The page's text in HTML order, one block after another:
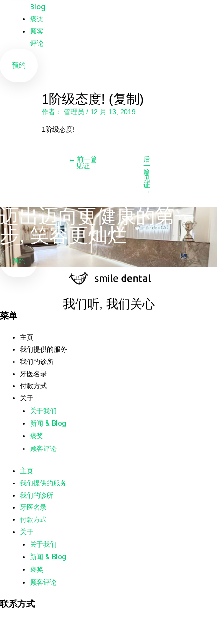
Blog
褒奖
顾客
评论
预约
1阶级态度! (复制)
作者： 管理员/ 12 月 13, 2019
1阶级态度!
← 前一篇
见证
后
一
篇
见
证
→
迈出迈向更健康的第一
步, 笑容更灿烂
预约
我们听, 我们关心
菜单
主页
我们提供的服务
我们的诊所
牙医名录
付款方式
关于
关于我们
新闻 & Blog
褒奖
顾客评论
主页
我们提供的服务
我们的诊所
牙医名录
付款方式
关于
关于我们
新闻 & Blog
褒奖
顾客评论
联系方式